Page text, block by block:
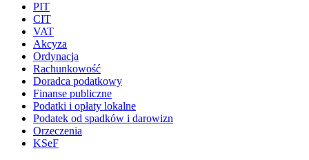
PIT
CIT
VAT
Akcyza
Ordynacja
Rachunkowość
Doradca podatkowy
Finanse publiczne
Podatki i opłaty lokalne
Podatek od spadków i darowizn
Orzeczenia
KSeF